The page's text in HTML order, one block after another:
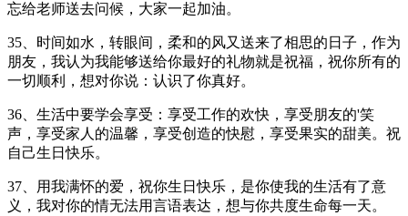
忘给老师送去问候，大家一起加油。
35、时间如水，转眼间，柔和的风又送来了相思的日子，作为
朋友，我认为我能够送给你最好的礼物就是祝福，祝你所有的
一切顺利，想对你说：认识了你真好。
36、生活中要学会享受：享受工作的欢快，享受朋友的'笑
声，享受家人的温馨，享受创造的快慰，享受果实的甜美。祝
自己生日快乐。
37、用我满怀的爱，祝你生日快乐，是你使我的生活有了意
义，我对你的情无法用言语表达，想与你共度生命每一天。